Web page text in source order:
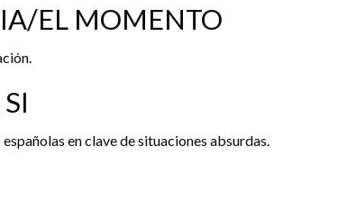
EL MOMENTO
en clave de situaciones absurdas.